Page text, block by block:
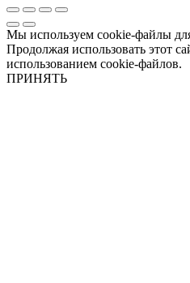
Мы используем cookie-файлы
Продолжая использовать этот
использованием cookie-файлов.
ПРИНЯТЬ